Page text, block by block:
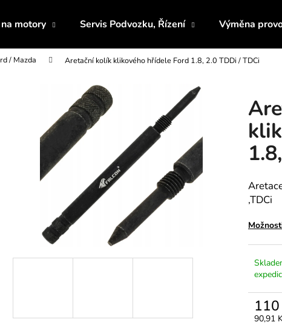
motory Servis Podvozku, Řízení Výměna
/ Mazda Aretační kolík klikového hřídele Ford 1.8, 2.0 TDDi / TDCi
,TDCi
90,91
Co potřebujete najít?
HLEDAT
Doporučujeme
RUČNÍ ČERPADLO A SADA NA KLÍČ NA
VAG 1.4, 1.6, 2.0